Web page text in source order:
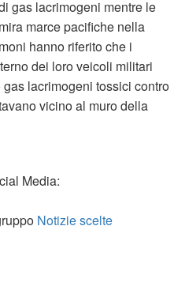
gas lacrimogeni mentre le
marce pacifiche nella
hanno riferito che i
dei loro veicoli militari
lacrimogeni tossici contro
vicino al muro della
Media:
Notizie scelte